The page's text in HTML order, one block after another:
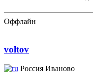
Оффлайн
voltov
Россия Иваново